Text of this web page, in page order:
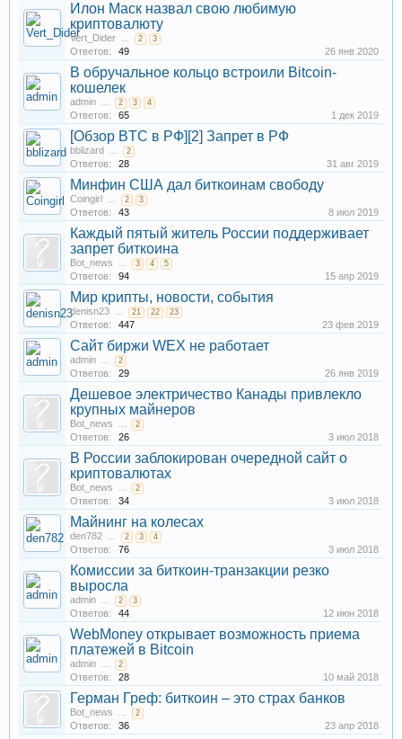
Илон Маск назвал свою любимую
криптовалюту
Vert_Dider ... 2 3
Ответов: 49 26 янв 2020
В обручальное кольцо встроили Bitcoin-
кошелек
admin ... 2 3 4
Ответов: 65 1 дек 2019
[Обзор BTC в РФ][2] Запрет в РФ
bblizard ... 2
Ответов: 28 31 авг 2019
Минфин США дал биткоинам свободу
Coingirl ... 2 3
Ответов: 43 8 июл 2019
Каждый пятый житель России поддерживает
запрет биткоина
Bot_news ... 3 4 5
Ответов: 94 15 апр 2019
Мир крипты, новости, события
denisn23 ... 21 22 23
Ответов: 447 23 фев 2019
Сайт биржи WEX не работает
admin ... 2
Ответов: 29 26 янв 2019
Дешевое электричество Канады привлекло
крупных майнеров
Bot_news ... 2
Ответов: 26 3 июл 2018
В России заблокирован очередной сайт о
криптовалютах
Bot_news ... 2
Ответов: 34 3 июл 2018
Майнинг на колесах
den782 ... 2 3 4
Ответов: 76 3 июл 2018
Комиссии за биткоин-транзакции резко
выросла
admin ... 2 3
Ответов: 44 12 июн 2018
WebMoney открывает возможность приема
платежей в Bitcoin
admin ... 2
Ответов: 28 10 май 2018
Герман Греф: биткоин – это страх банков
Bot_news ... 2
Ответов: 36 23 апр 2018